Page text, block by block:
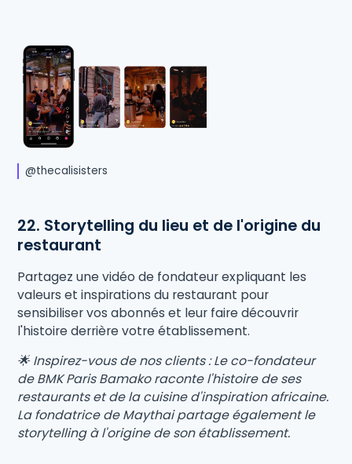
@thecalisisters
22. Storytelling du lieu et de l'origine du
restaurant
Partagez une vidéo de fondateur expliquant les
valeurs et inspirations du restaurant pour
sensibiliser vos abonnés et leur faire découvrir
l'histoire derrière votre établissement.
🌟 Inspirez-vous de nos clients : Le co-fondateur
de BMK Paris Bamako raconte l'histoire de ses
restaurants et de la cuisine d'inspiration africaine.
La fondatrice de Maythai partage également le
storytelling à l'origine de son établissement.